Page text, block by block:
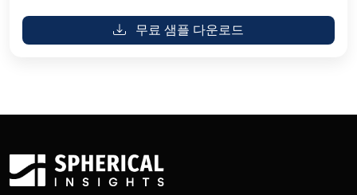
무료 샘플 다운로드